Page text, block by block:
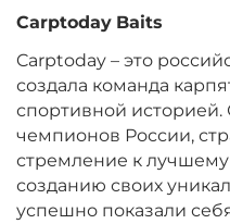
Вкус:
‍899‍
Диаметр:
Вкус:
Carptoday Baits
Carptoday – это
создала команда
спортивной историей.
чемпионов России,
стремление к лучшему
созданию своих
успешно показали